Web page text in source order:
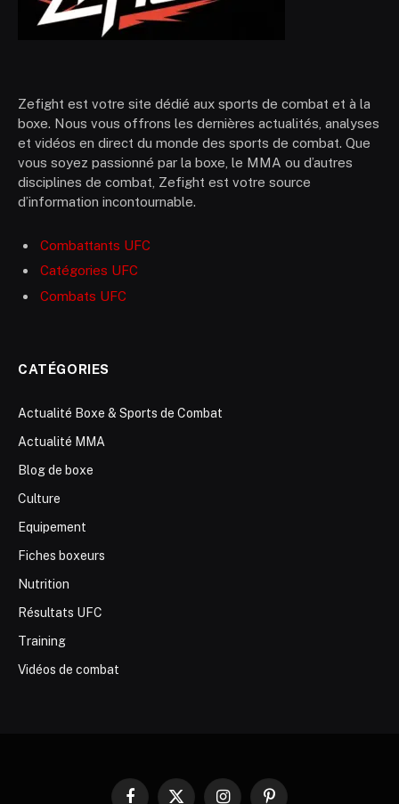
Zefight est votre site dédié aux sports de combat et à la
boxe. Nous vous offrons les dernières actualités, analyses
et vidéos en direct du monde des sports de combat. Que
vous soyez passionné par la boxe, le MMA ou d’autres
disciplines de combat, Zefight est votre source
d’information incontournable.
Combattants UFC
Catégories UFC
Combats UFC
CATÉGORIES
Actualité Boxe & Sports de Combat
Actualité MMA
Blog de boxe
Culture
Equipement
Fiches boxeurs
Nutrition
Résultats UFC
Training
Vidéos de combat